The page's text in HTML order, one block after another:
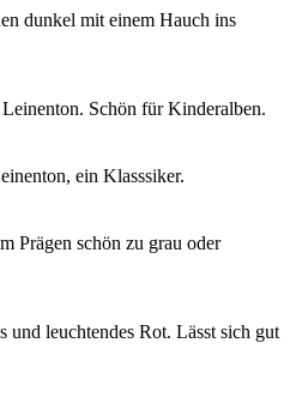
dunkel mit einem Hauch ins
Schön für Kinderalben.
ein Klasssiker.
Prägen schön zu grau oder
und leuchtendes Rot. Lässt sich gut